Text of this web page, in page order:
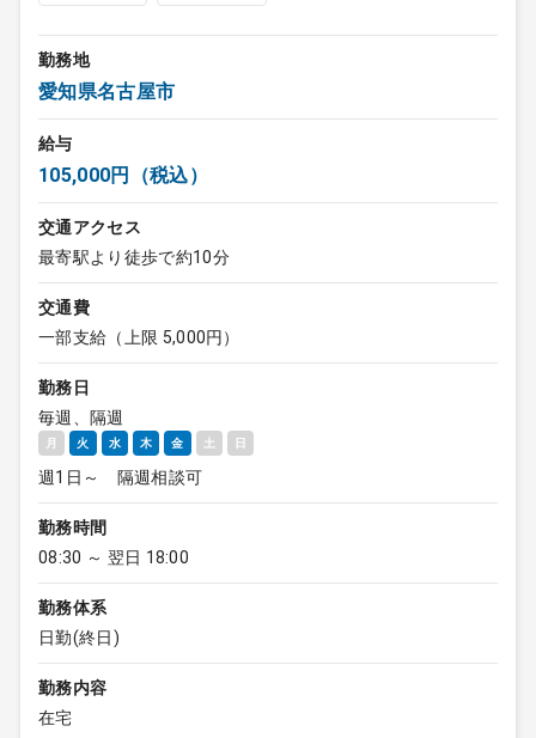
勤務地
愛知県名古屋市
給与
105,000円（税込）
交通アクセス
最寄駅より徒歩で約10分
交通費
一部支給（上限 5,000円）
勤務日
毎週、隔週
月 火 水 木 金 土 日
週1日～ 隔週相談可
勤務時間
08:30 ～ 翌日 18:00
勤務体系
日勤(終日)
勤務内容
在宅